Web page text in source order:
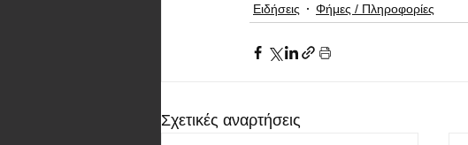
Ειδήσεις Φήμες / Πληροφορίες
Σχετικές αναρτήσεις